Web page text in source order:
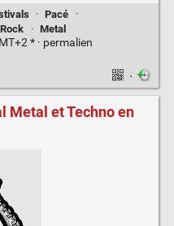
· Pacé
·
Rock · Metal
* · permalien
·
Metal et Techno en